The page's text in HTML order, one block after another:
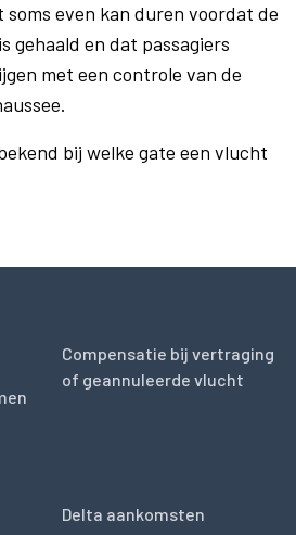
even kan duren voordat de
gehaald en dat passagiers
met een controle van de
bij welke gate een vlucht
Compensatie bij vertraging
of geannuleerde vlucht
Delta aankomsten